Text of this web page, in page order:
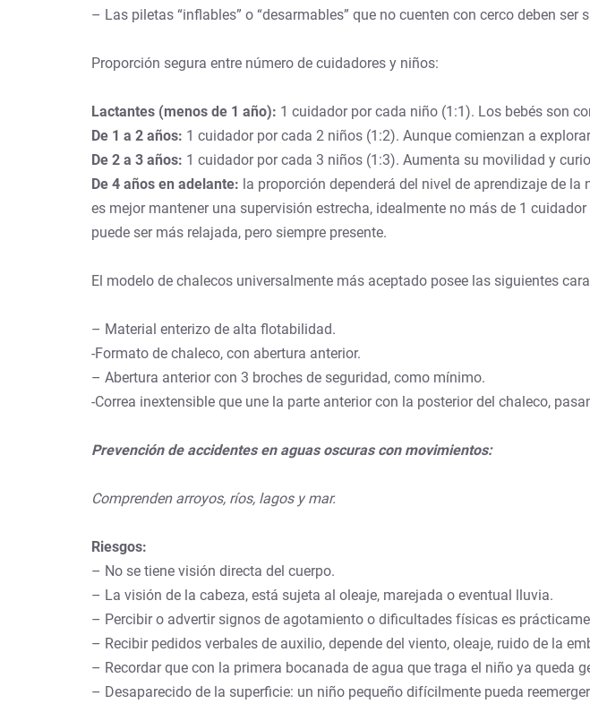
– Las piletas “inflables” o “desarmables” que no cuenten con cerco deben
Proporción segura entre número de cuidadores y niños:
Lactantes (menos de 1 año): 1 cuidador por cada niño (1:1). Los bebés son
De 1 a 2 años: 1 cuidador por cada 2 niños (1:2). Aunque comienzan a
De 2 a 3 años: 1 cuidador por cada 3 niños (1:3). Aumenta su movilidad y
De 4 años en adelante: la proporción dependerá del nivel de aprendizaje de
es mejor mantener una supervisión estrecha, idealmente no más de 1
puede ser más relajada, pero siempre presente.
El modelo de chalecos universalmente más aceptado posee las siguientes
– Material enterizo de alta flotabilidad.
-Formato de chaleco, con abertura anterior.
– Abertura anterior con 3 broches de seguridad, como mínimo.
-Correa inextensible que une la parte anterior con la posterior del chaleco,
Prevención de accidentes en aguas oscuras con movimientos:
Comprenden arroyos, ríos, lagos y mar.
Riesgos:
– No se tiene visión directa del cuerpo.
– La visión de la cabeza, está sujeta al oleaje, marejada o eventual lluvia.
– Percibir o advertir signos de agotamiento o dificultades físicas es
– Recibir pedidos verbales de auxilio, depende del viento, oleaje, ruido de la
– Recordar que con la primera bocanada de agua que traga el niño ya queda
– Desaparecido de la superficie: un niño pequeño difícilmente pueda